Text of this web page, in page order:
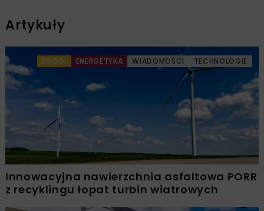
Artykuły
DROGI ENERGETYKA WIADOMOŚCI TECHNOLOGIE
Innowacyjna nawierzchnia asfaltowa PORR
z recyklingu łopat turbin wiatrowych